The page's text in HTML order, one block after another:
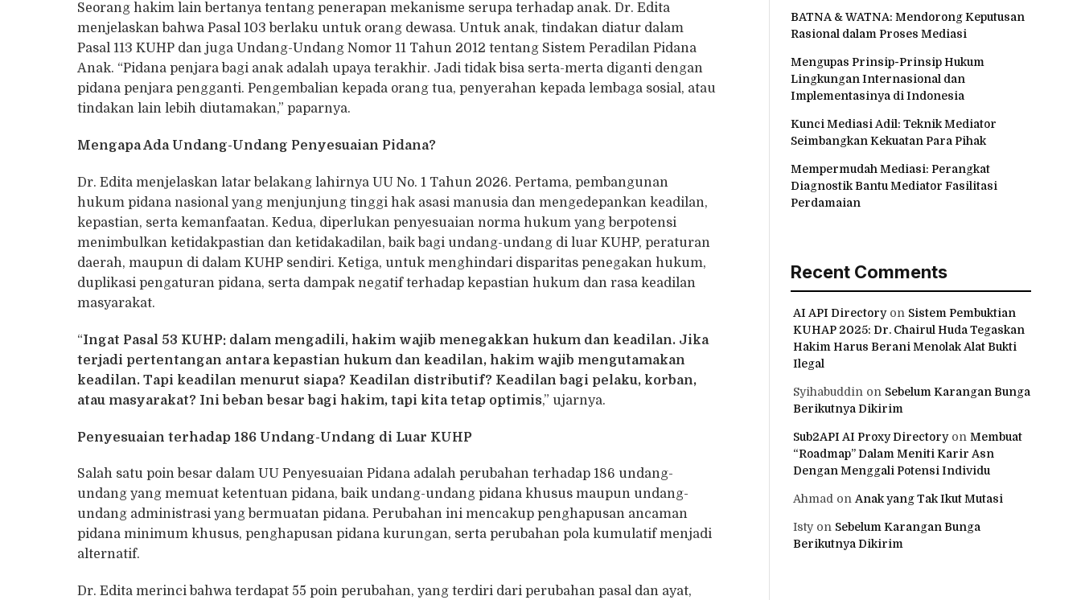
Seorang hakim lain bertanya tentang penerapan mekanisme serupa terhadap anak. Dr. Edita
menjelaskan bahwa Pasal 103 berlaku untuk orang dewasa. Untuk anak, tindakan diatur dalam
Pasal 113 KUHP dan juga Undang-Undang Nomor 11 Tahun 2012 tentang Sistem Peradilan Pidana
Anak. “Pidana penjara bagi anak adalah upaya terakhir. Jadi tidak bisa serta-merta diganti dengan
pidana penjara pengganti. Pengembalian kepada orang tua, penyerahan kepada lembaga sosial, atau
tindakan lain lebih diutamakan,” paparnya.
Mengapa Ada Undang-Undang Penyesuaian Pidana?
Dr. Edita menjelaskan latar belakang lahirnya UU No. 1 Tahun 2026. Pertama, pembangunan
hukum pidana nasional yang menjunjung tinggi hak asasi manusia dan mengedepankan keadilan,
kepastian, serta kemanfaatan. Kedua, diperlukan penyesuaian norma hukum yang berpotensi
menimbulkan ketidakpastian dan ketidakadilan, baik bagi undang-undang di luar KUHP, peraturan
daerah, maupun di dalam KUHP sendiri. Ketiga, untuk menghindari disparitas penegakan hukum,
duplikasi pengaturan pidana, serta dampak negatif terhadap kepastian hukum dan rasa keadilan
masyarakat.
“Ingat Pasal 53 KUHP: dalam mengadili, hakim wajib menegakkan hukum dan keadilan. Jika
terjadi pertentangan antara kepastian hukum dan keadilan, hakim wajib mengutamakan
keadilan. Tapi keadilan menurut siapa? Keadilan distributif? Keadilan bagi pelaku, korban,
atau masyarakat? Ini beban besar bagi hakim, tapi kita tetap optimis,” ujarnya.
Penyesuaian terhadap 186 Undang-Undang di Luar KUHP
Salah satu poin besar dalam UU Penyesuaian Pidana adalah perubahan terhadap 186 undang-
undang yang memuat ketentuan pidana, baik undang-undang pidana khusus maupun undang-
undang administrasi yang bermuatan pidana. Perubahan ini mencakup penghapusan ancaman
pidana minimum khusus, penghapusan pidana kurungan, serta perubahan pola kumulatif menjadi
alternatif.
Dr. Edita merinci bahwa terdapat 55 poin perubahan, yang terdiri dari perubahan pasal dan ayat,
BATNA & WATNA: Mendorong Keputusan
Rasional dalam Proses Mediasi
Mengupas Prinsip-Prinsip Hukum
Lingkungan Internasional dan
Implementasinya di Indonesia
Kunci Mediasi Adil: Teknik Mediator
Seimbangkan Kekuatan Para Pihak
Mempermudah Mediasi: Perangkat
Diagnostik Bantu Mediator Fasilitasi
Perdamaian
Recent Comments
AI API Directoryon Sistem Pembuktian
KUHAP 2025: Dr. Chairul Huda Tegaskan
Hakim Harus Berani Menolak Alat Bukti
Ilegal
Syihabuddin on Sebelum Karangan Bunga
Berikutnya Dikirim
Sub2API AI Proxy Directoryon Membuat
“Roadmap” Dalam Meniti Karir Asn
Dengan Menggali Potensi Individu
Ahmad on Anak yang Tak Ikut Mutasi
Istyon Sebelum Karangan Bunga
Berikutnya Dikirim